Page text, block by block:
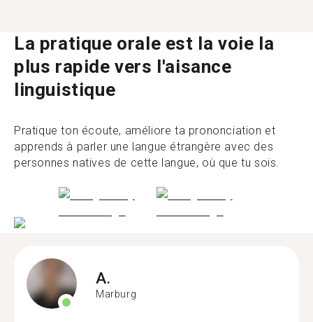
La pratique orale est la voie la
plus rapide vers l'aisance
linguistique
Pratique ton écoute, améliore ta prononciation et
apprends à parler une langue étrangère avec des
personnes natives de cette langue, où que tu sois.
A.
Marburg